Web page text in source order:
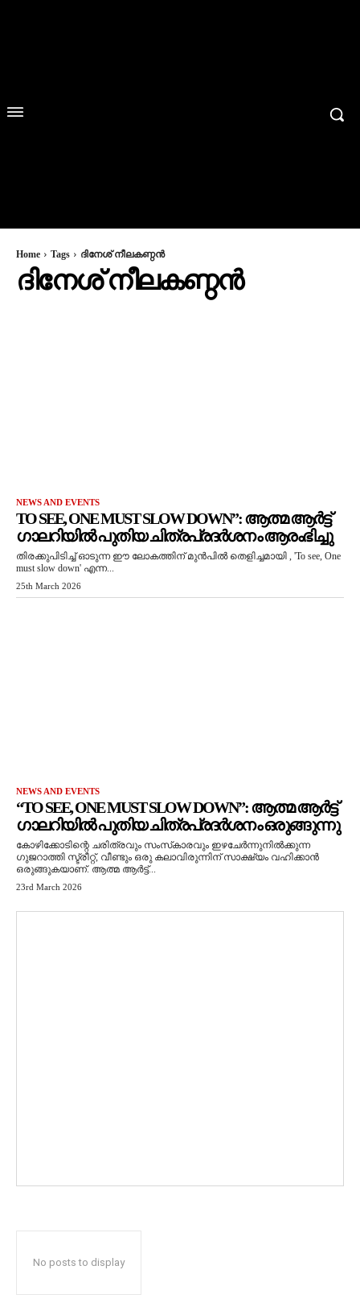
Home Tags ദിനേശ് നീലകണ്ഠൻ
ദിനേശ് നീലകണ്ഠൻ
NEWS AND EVENTS
TO SEE, ONE MUST SLOW DOWN”: ആത്മ ആർട്ട്
ഗാലറിയിൽ പുതിയ ചിത്രപ്രദർശനം ആരംഭിച്ചു
തിരക്കുപിടിച്ച് ഓടുന്ന ഈ ലോകത്തിന് മുൻപിൽ തെളിച്ചമായി , 'To see, One
must slow down' എന്ന...
25th March 2026
NEWS AND EVENTS
“TO SEE, ONE MUST SLOW DOWN”: ആത്മ ആർട്ട്
ഗാലറിയിൽ പുതിയ ചിത്രപ്രദർശനം ഒരുങ്ങുന്നു
കോഴിക്കോടിന്റെ ചരിത്രവും സംസ്‌കാരവും ഇഴചേർന്നുനിൽക്കുന്ന
ഗുജറാത്തി സ്ട്രീറ്റ്, വീണ്ടും ഒരു കലാവിരുന്നിന് സാക്ഷ്യം വഹിക്കാൻ
ഒരുങ്ങുകയാണ്. ആത്മ ആർട്ട്...
23rd March 2026
No posts to display